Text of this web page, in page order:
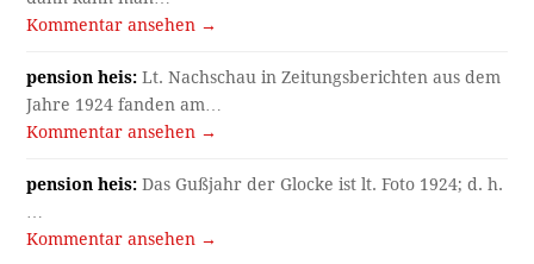
Kommentar ansehen →
pension heis: Lt. Nachschau in Zeitungsberichten aus dem
Jahre 1924 fanden am…
Kommentar ansehen →
pension heis: Das Gußjahr der Glocke ist lt. Foto 1924; d. h.
Kommentar ansehen →